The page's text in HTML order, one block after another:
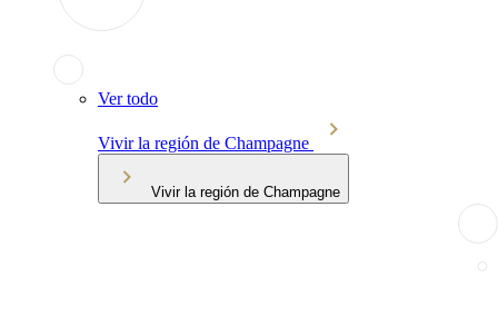
Ver todo
Vivir la región de Champagne
Vivir la región de Champagne